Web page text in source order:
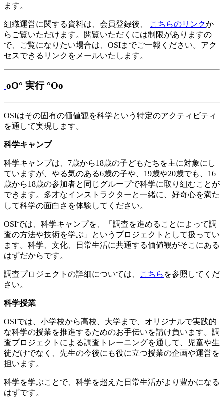
ます。
組織運営に関する資料は、会員登録後、 こちらのリンクか
らご覧いただけます。閲覧いただくには制限がありますの
で、ご覧になりたい場合は、OSIまでご一報ください。アク
セスできるリンクをメールいたします。
oO° 実行 °Oo
OSIはその固有の価値観を科学という特定のアクティビティ
を通して実現します。
科学キャンプ
科学キャンプは、7歳から18歳の子どもたちを主に対象にし
ていますが、やる気のある6歳の子や、19歳や20歳でも、16
歳から18歳の参加者と同じグループで科学に取り組むことが
できます。多才なインストラクターと一緒に、好奇心を満た
して科学の面白さを体験してください。
OSIでは、科学キャンプを、「調査を進めることによって調
査の方法や技術を学ぶ」というプロジェクトとして扱ってい
ます。科学、文化、日常生活に共通する価値観がそこにある
はずだからです。
調査プロジェクトの詳細については、 こちら を参照してくだ
さい。
科学授業
OSIでは、小学校から高校、大学まで、オリジナルで実践的
な科学の授業を推進するためのお手伝いを請け負います。調
査プロジェクトによる調査トレーニングを通して、児童や生
徒だけでなく、先生の今後にも役に立つ授業の企画や運営を
担います。
科学を学ぶことで、科学を超えた日常生活がより豊かになる
はずです。